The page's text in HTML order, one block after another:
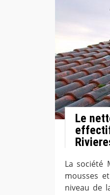
Le
La société
mousses
niveau de